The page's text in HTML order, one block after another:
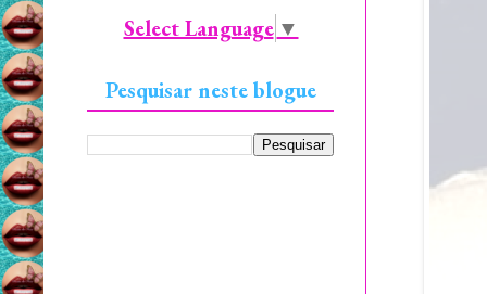
Select Language ▼
Pesquisar neste blogue